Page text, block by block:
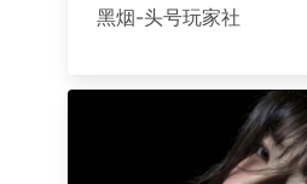
黑烟-头号玩家社